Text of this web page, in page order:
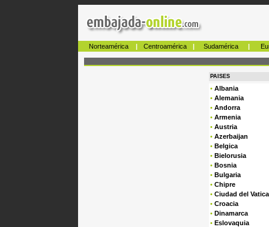
Norteamérica | Centroamérica | Sudamérica |
PAISES
• Albania
• Alemania
• Andorra
• Armenia
• Austria
• Azerbaijan
• Belgica
• Bielorusia
• Bosnia
• Bulgaria
• Chipre
• Ciudad del
• Croacia
• Dinamarca
• Eslovaquia